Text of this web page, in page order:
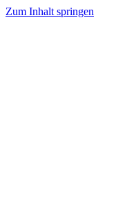
Zum Inhalt springen